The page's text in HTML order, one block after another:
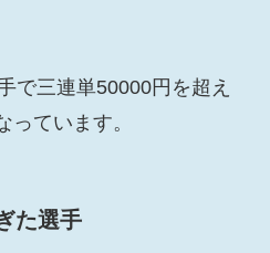
で三連単50000円を超え
っています。
た選手